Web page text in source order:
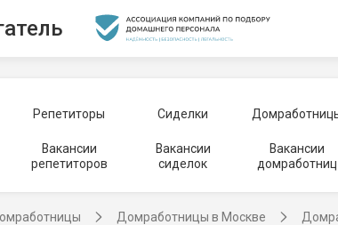
Репетиторы Сиделки
Вакансии
репетиторов
Вакансии
сиделок
Вакансии
домработниц
Домработницы в Москве